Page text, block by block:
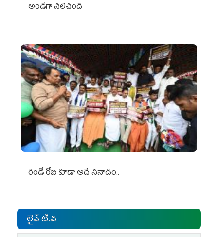
అండగా నిలిచింది
రెండో రోజు కూడా అదే నినాదం..
లైవ్ టి.వి